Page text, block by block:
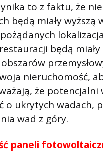
to z faktu, że
będą miały wyższą
będą miały
nieruchomość,
że potencjalni
o ukrytych wadach,
wad z góry.
paneli